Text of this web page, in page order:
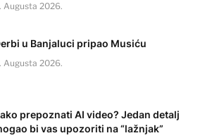
Augusta 2026.
u Banjaluci pripao Musiću
Augusta 2026.
prepoznati AI video? Jedan detalj
bi vas upozoriti na “lažnjak”